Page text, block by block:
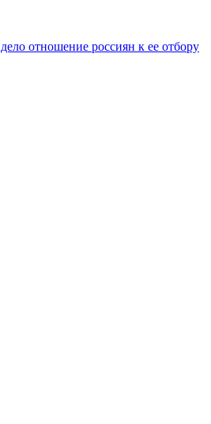
отношение россиян к ее отбору